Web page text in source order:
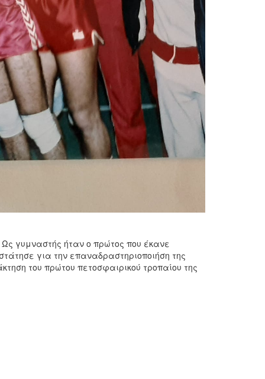
γυμναστής ήταν ο πρώτος που έκανε
για την επαναδραστηριοποιήση της
του πρώτου πετοσφαιρικού τροπαίου της